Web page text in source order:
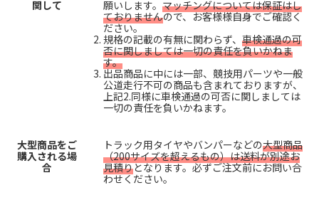
関して
願いします。 マッチングについては保証はし
ておりませんので、お客様様自身でご確認く
ださい。
規格の記載の有無に関わらず、 車検通過の可
否に関しましては一切の責任を負いかねま
す。
出品商品に中には一部、競技用パーツや一般
公道走行不可の商品も含まれておりますが、
上記2.同様に車検通過の可否に関しましては
一切の責任を負いかねます。
大型商品をご
購入される場
合
トラック用タイヤやバンパーなどの大型商品
（200サイズを超えるもの）は送料が別途お
見積りとなります。必ずご注文前にお問い合
わせください。